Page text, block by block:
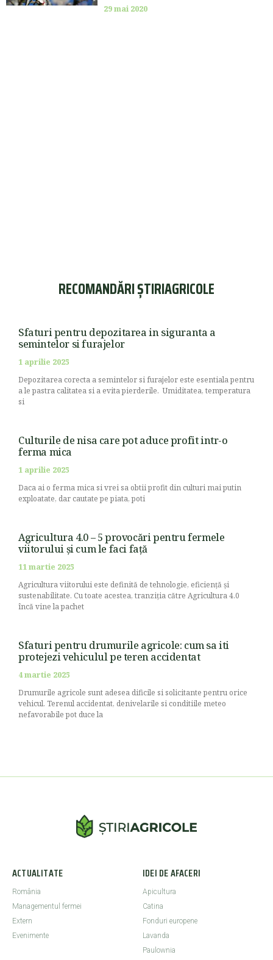
29 mai 2020
RECOMANDĂRI ȘTIRIAGRICOLE
Sfaturi pentru depozitarea in siguranta a
semintelor si furajelor
1 aprilie 2025
Depozitarea corecta a semintelor si furajelor este esentiala pentru
a le pastra calitatea si a evita pierderile. Umiditatea, temperatura
si
Culturile de nisa care pot aduce profit intr-o
ferma mica
1 aprilie 2025
Daca ai o ferma mica si vrei sa obtii profit din culturi mai putin
exploatate, dar cautate pe piata, poti
Agricultura 4.0 – 5 provocări pentru fermele
viitorului și cum le faci față
11 martie 2025
Agricultura viitorului este definită de tehnologie, eficiență și
sustenabilitate. Cu toate acestea, tranziția către Agricultura 4.0
încă vine la pachet
Sfaturi pentru drumurile agricole: cum sa iti
protejezi vehiculul pe teren accidentat
4 martie 2025
Drumurile agricole sunt adesea dificile si solicitante pentru orice
vehicul. Terenul accidentat, denivelarile si conditiile meteo
nefavorabile pot duce la
ACTUALITATE
România
Managementul fermei
Extern
Evenimente
IDEI DE AFACERI
Apicultura
Catina
Fonduri europene
Lavanda
Paulownia